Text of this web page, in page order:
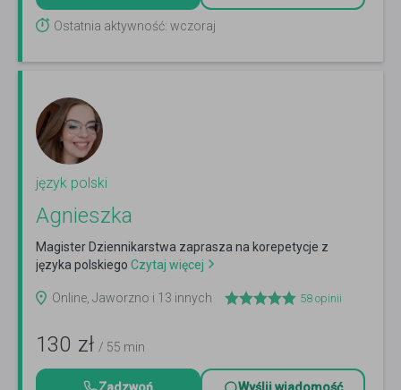
Ostatnia aktywność: wczoraj
język polski
Agnieszka
Magister Dziennikarstwa zaprasza na korepetycje z
języka polskiego Czytaj więcej
Online, Jaworzno i 13 innych 58 opinii
130 zł / 55 min